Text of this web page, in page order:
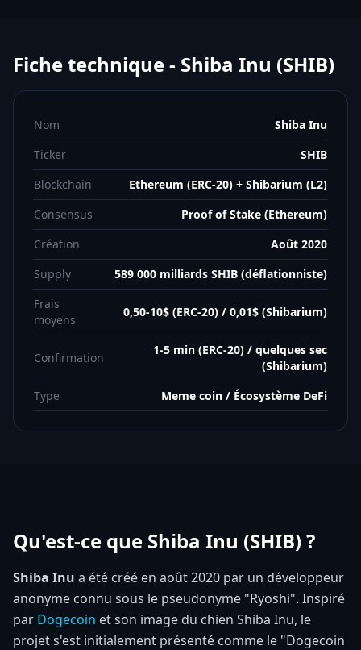
Fiche technique - Shiba Inu (SHIB)
Nom
Shiba Inu
Ticker
SHIB
Blockchain
Ethereum (ERC-20) + Shibarium (L2)
Consensus
Proof of Stake (Ethereum)
Création
Août 2020
Supply
589 000 milliards SHIB (déflationniste)
Frais
moyens
0,50-10$ (ERC-20) / 0,01$ (Shibarium)
Confirmation
1-5 min (ERC-20) / quelques sec
(Shibarium)
Type
Meme coin / Écosystème DeFi
Qu'est-ce que Shiba Inu (SHIB) ?
Shiba Inu a été créé en août 2020 par un développeur
anonyme connu sous le pseudonyme "Ryoshi". Inspiré
par Dogecoin et son image du chien Shiba Inu, le
projet s'est initialement présenté comme le "Dogecoin